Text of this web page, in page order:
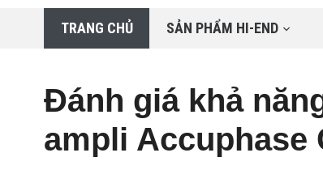
TRANG CHỦ SẢN PHẨM HI-END
Đánh giá khả
ampli Accuphase